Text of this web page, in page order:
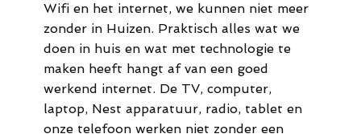
Tarieven
035 20 310
Wifi en het internet, we kunnen niet meer
zonder in Huizen. Praktisch alles wat we
doen in huis en wat met technologie te
maken heeft hangt af van een goed
werkend internet. De TV, computer,
laptop, Nest apparatuur, radio, tablet en
onze telefoon werken niet zonder een